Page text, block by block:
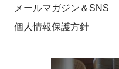
メールマガジン＆SNS
個人情報保護方針